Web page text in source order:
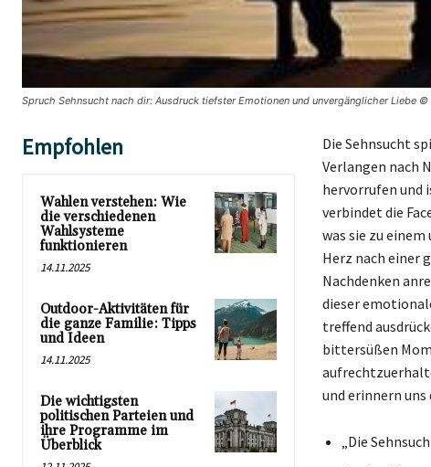
Spruch Sehnsucht nach dir: Ausdruck tiefster Emotionen und unvergänglicher Liebe ©
Empfohlen
Wahlen verstehen: Wie
die verschiedenen
Wahlsysteme
funktionieren
14.11.2025
Outdoor-Aktivitäten für
die ganze Familie: Tipps
und Ideen
14.11.2025
Die wichtigsten
politischen Parteien und
ihre Programme im
Überblick
Die Sehnsucht
Verlangen nach
hervorrufen und
verbindet die
was sie zu
Herz nach einer
Nachdenken
dieser
treffend
bittersüßen
und erinnern uns
„Die